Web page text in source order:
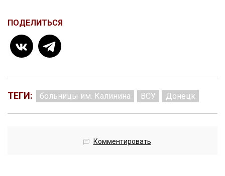
ПОДЕЛИТЬСЯ
ТЕГИ: больницы им. Калинина ВСУ Донецк
Комментировать